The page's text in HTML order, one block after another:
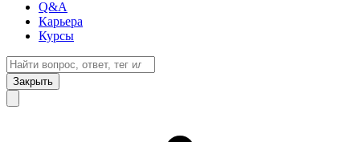
Q&A
Карьера
Курсы
Закрыть